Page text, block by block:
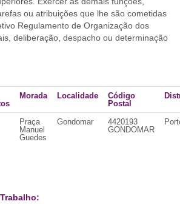
ou atribuições que lhe são cometidas
Regulamento de Organização dos
deliberação, despacho ou determinação
Morada Localidade
Código
Postal
Praça
Manuel
Guedes
Gondomar
4420193
GONDOMAR